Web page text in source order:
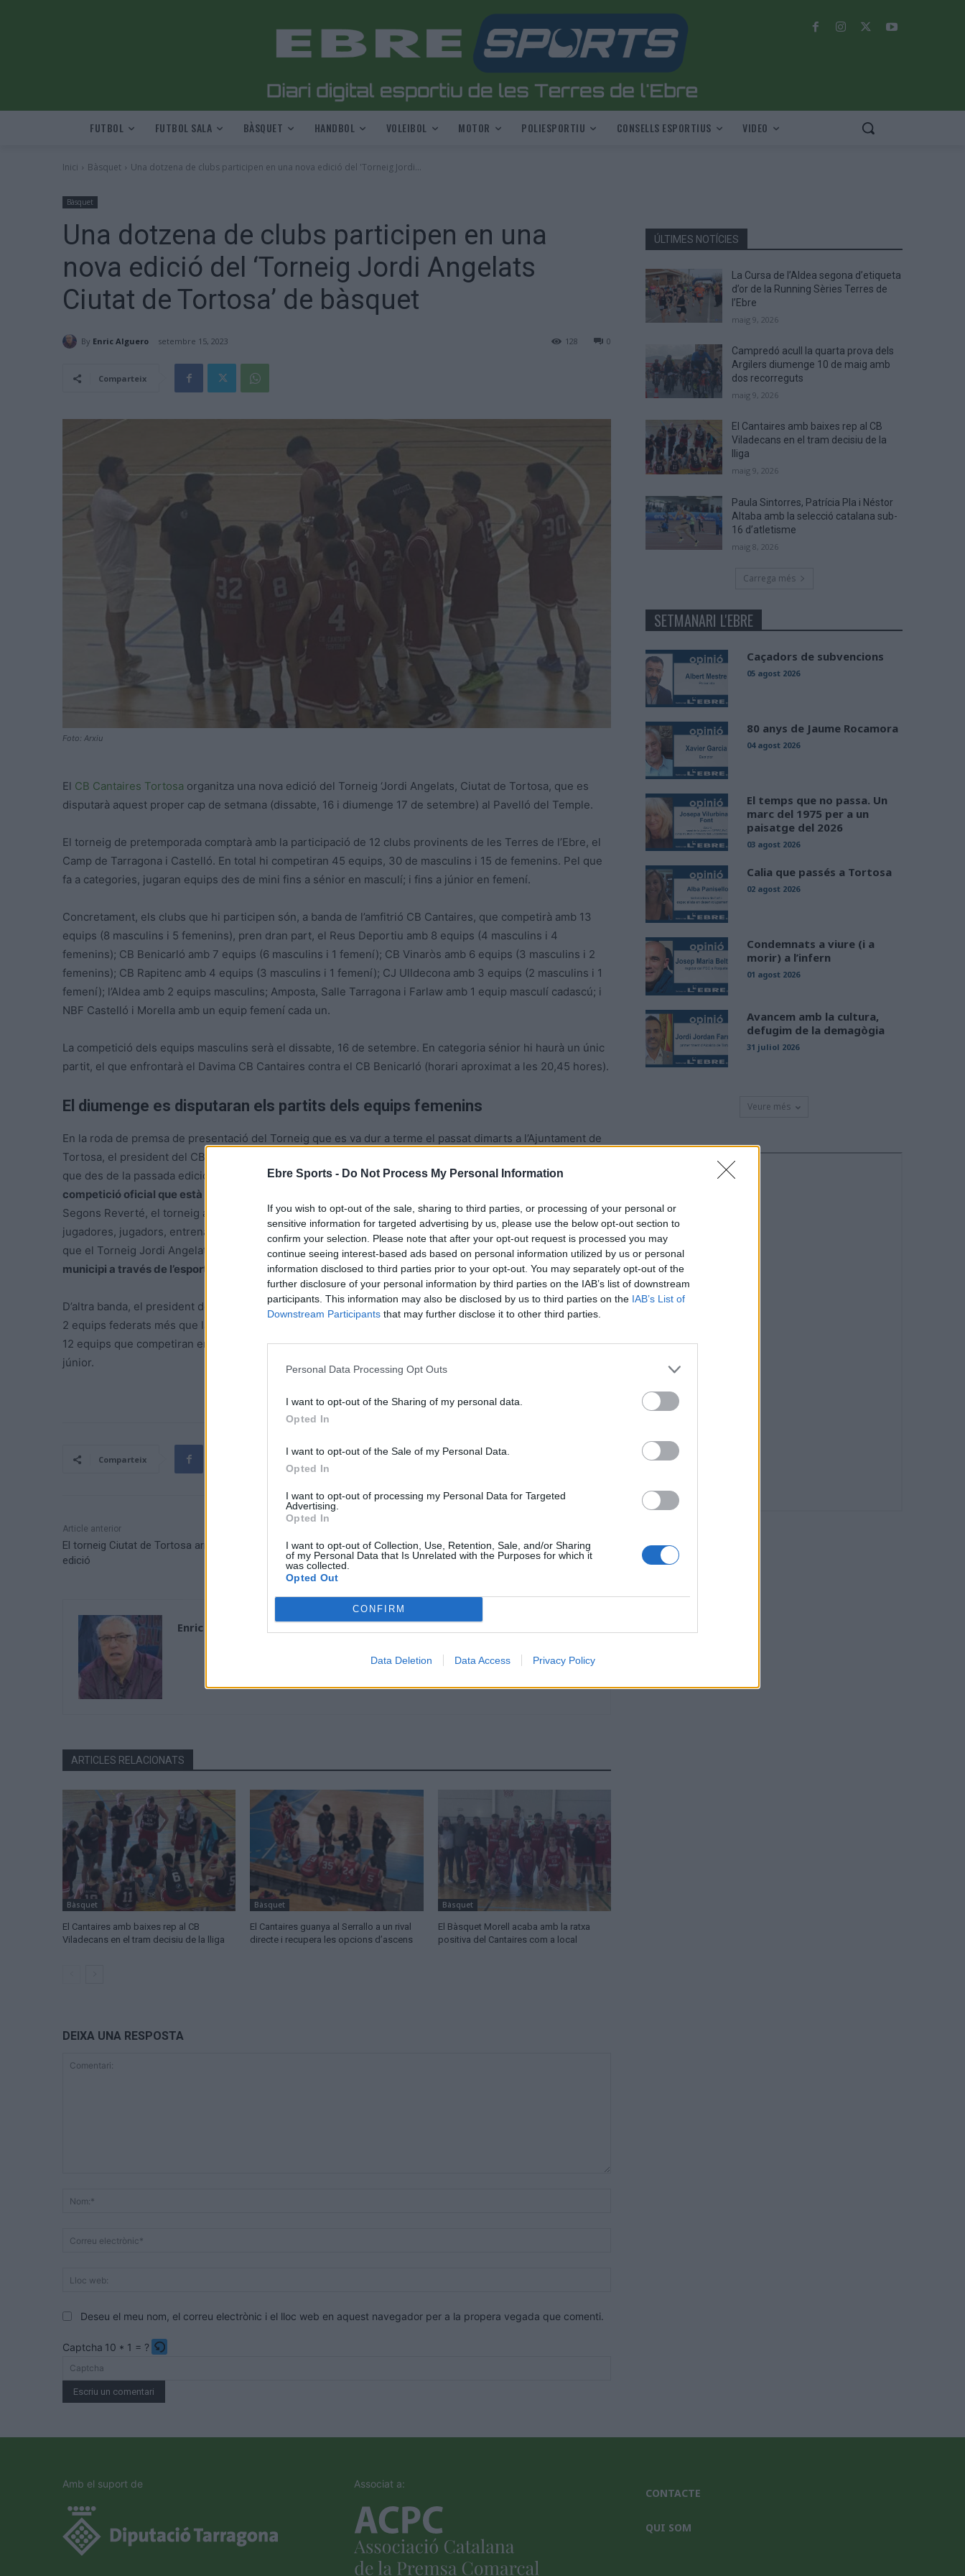
Ebre Sports - Do Not Process My Personal Information
If you wish to opt-out of the sale, sharing to third parties, or processing of your personal or
sensitive information for targeted advertising by us, please use the below opt-out section to
confirm your selection. Please note that after your opt-out request is processed you may
continue seeing interest-based ads based on personal information utilized by us or personal
information disclosed to third parties prior to your opt-out. You may separately opt-out of the
further disclosure of your personal information by third parties on the IAB’s list of downstream
participants. This information may also be disclosed by us to third parties on the IAB’s List of
Downstream Participants that may further disclose it to other third parties.
Personal Data Processing Opt Outs
I want to opt-out of the Sharing of my personal data.
Opted In
I want to opt-out of the Sale of my Personal Data.
Opted In
I want to opt-out of processing my Personal Data for Targeted
Advertising.
Opted In
I want to opt-out of Collection, Use, Retention, Sale, and/or Sharing
of my Personal Data that Is Unrelated with the Purposes for which it
was collected.
Opted Out
CONFIRM
Data Deletion Data Access Privacy Policy
FUTBOL FUTBOL SALA BÀSQUET HANDBOL VOLEIBOL MOTOR POLIESPORTIU CONSELLS ESPORTIUS VIDEO
Inici Bàsquet Una dotzena de clubs participen en una nova edició del 'Torneig Jordi...
Bàsquet
Una dotzena de clubs participen en una
nova edició del ‘Torneig Jordi Angelats
Ciutat de Tortosa’ de bàsquet
By Enric Alguero setembre 15, 2023 0
128
Comparteix
Foto: Arxiu
El CB Cantaires Tortosa organitza una nova edició del Torneig ‘Jordi Angelats, Ciutat de Tortosa, que es
disputarà aquest proper cap de setmana (dissabte, 16 i diumenge 17 de setembre) al Pavelló del Temple.
El torneig de pretemporada comptarà amb la participació de 12 clubs provinents de les Terres de l’Ebre, el
Camp de Tarragona i Castelló. En total hi competiran 45 equips, 30 de masculins i 15 de femenins. Pel que
fa a categories, jugaran equips des de mini fins a sénior en masculí; i fins a júnior en femení.
Concretament, els clubs que hi participen són, a banda de l’amfitrió CB Cantaires, que competirà amb 13
equips (8 masculins i 5 femenins), pren dran part, el Reus Deportiu amb 8 equips (4 masculins i 4
femenins); CB Benicarló amb 7 equips (6 masculins i 1 femení); CB Vinaròs amb 6 equips (3 masculins i 2
femenins); CB Rapitenc amb 4 equips (3 masculins i 1 femení); CJ Ulldecona amb 3 equips (2 masculins i 1
femení); l’Aldea amb 2 equips masculins; Amposta, Salle Tarragona i Farlaw amb 1 equip masculí cadascú; i
NBF Castelló i Morella amb un equip femení cada un.
La competició dels equips masculins serà el dissabte, 16 de setembre. En categoria sénior hi haurà un únic
partit, el que enfrontarà el Davima CB Cantaires contra el CB Benicarló (horari aproximat a les 20,45 hores).
El diumenge es disputaran els partits dels equips femenins
En la roda de premsa de presentació del Torneig que es va dur a terme el passat dimarts a l’Ajuntament de
Tortosa, el president del CB Cantaires Tortosa, Joan Reverté, va destacar el doble objectiu de la competició
que des de la passada edició porta el nom de Jordi Angelats, que és «preparar els equips de cara la
competició oficial que està a punt d’iniciar-se i promocionar l’esport del bàsquet a la ciutat i al territori
Segons Reverté, el torneig aplegarà unes 800 persones durant tot el cap de setmana a la ciutat, entre
jugadores, jugadors, entrenadors i familiars. En aquest sentit, l’alcalde de
Tortosa , Jordi Jordan
, va destacar
que el Torneig Jordi Angelats «
permet donar a conèixer la ciutat i contribueix al creixement econòmic del
municipi a través de l’esport
D’altra banda, el president del CB Cantaires va explicar que de cara la temporada 2023-24, l’entitat ha inscrit
2 equips federats més que la passada campanya. En total, prop de 170 jugadores i jugadors conformen els
12 equips que competiran en totes les categories fins a sénior, excepte en el femení, que hi ha equips fins a
júnior.
Comparteix
Article anterior
El torneig Ciutat de Tortosa arriba a la seua novena
edició
El Club Tenis Taula Tortosa jugarà a primera divisió
nacional
Enric Alguero
ARTICLES RELACIONATS
Bàsquet
El Cantaires amb baixes rep al CB
Viladecans en el tram decisiu de la lliga
Bàsquet
El Cantaires guanya al Serrallo a un rival
directe i recupera les opcions d’ascens
Bàsquet
El Bàsquet Morell acaba amb la ratxa
positiva del Cantaires com a local
DEIXA UNA RESPOSTA
Deseu el meu nom, el correu electrònic i el lloc web en aquest navegador per a la propera vegada que comenti.
Captcha 10 * 1 = ?
Please
enter
the
to
verify
that
you
ÚLTIMES NOTÍCIES
La Cursa de l’Aldea segona d’etiqueta
d’or de la Running Sèries Terres de
l’Ebre
maig 9, 2026
Campredó acull la quarta prova dels
Argilers diumenge 10 de maig amb
dos recorreguts
maig 9, 2026
El Cantaires amb baixes rep al CB
Viladecans en el tram decisiu de la
lliga
maig 9, 2026
Paula Sintorres, Patrícia Pla i Néstor
Altaba amb la selecció catalana sub-
16 d’atletisme
maig 8, 2026
Carrega més
SETMANARI L'EBRE
Caçadors de subvencions
05 agost 2026
80 anys de Jaume Rocamora
04 agost 2026
El temps que no passa. Un
marc del 1975 per a un
paisatge del 2026
03 agost 2026
Calia que passés a Tortosa
02 agost 2026
Condemnats a viure (i a
morir) a l’infern
01 agost 2026
Avancem amb la cultura,
defugim de la demagògia
31 juliol 2026
Veure més
Amb el suport de Associat a:
CONTACTE
QUI SOM